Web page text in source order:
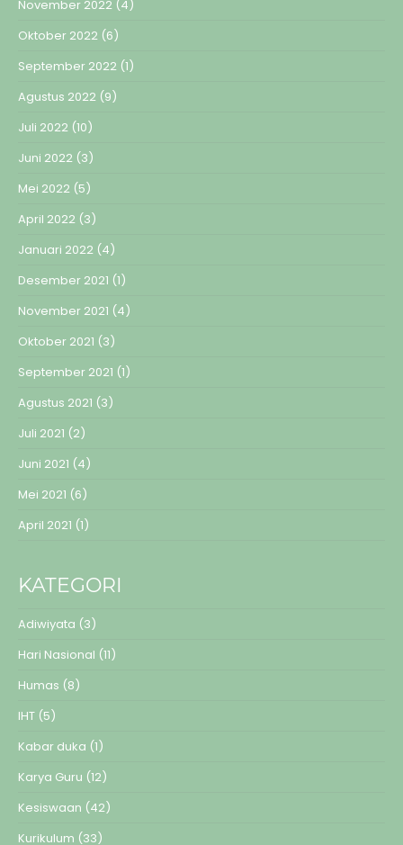
November 2022 (4)
Oktober 2022 (6)
September 2022 (1)
Agustus 2022 (9)
Juli 2022 (10)
Juni 2022 (3)
Mei 2022 (5)
April 2022 (3)
Januari 2022 (4)
Desember 2021 (1)
November 2021 (4)
Oktober 2021 (3)
September 2021 (1)
Agustus 2021 (3)
Juli 2021 (2)
Juni 2021 (4)
Mei 2021 (6)
April 2021 (1)
KATEGORI
Adiwiyata (3)
Hari Nasional (11)
Humas (8)
IHT (5)
Kabar duka (1)
Karya Guru (12)
Kesiswaan (42)
Kurikulum (33)